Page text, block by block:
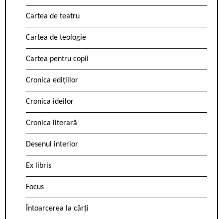
Cartea de teatru
Cartea de teologie
Cartea pentru copii
Cronica edițiilor
Cronica ideilor
Cronica literară
Desenul interior
Ex libris
Focus
Întoarcerea la cărți